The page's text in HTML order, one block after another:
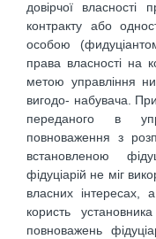
довірчої власності
контракту або
особою
права власності на
метою управління
вигодо- набувача.
переданого в
повноваження з
встановленою
фідуціарій не міг
власних інтересах,
користь
повноважень